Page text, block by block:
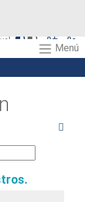
A+
A-
A
Menú